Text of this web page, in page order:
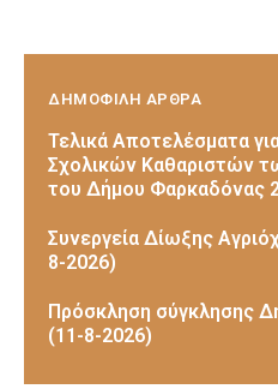
ΔΗΜΟΦΙΛΗ ΑΡΘΡΑ
Τελικά Αποτελέσματα
Σχολικών Καθαριστών
του Δήμου Φαρκαδόνας
Συνεργεία Δίωξης
8-2026)
Πρόσκληση σύγκλησης
(11-8-2026)